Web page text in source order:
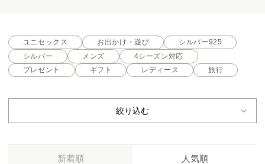
ユニセックス お出かけ・遊び
シルバー925
シルバー
メンズ
4シーズン対応
プレゼント
ギフト レディース 旅行
絞り込む
新着順 人気順